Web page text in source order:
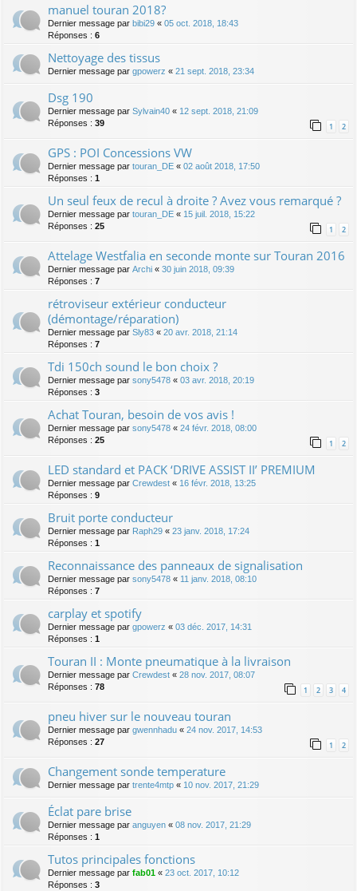
manuel touran 2018?
Dernier message par bibi29 « 05 oct. 2018, 18:43
Réponses : 6
Nettoyage des tissus
Dernier message par gpowerz « 21 sept. 2018, 23:34
Dsg 190
Dernier message par Sylvain40 « 12 sept. 2018, 21:09
Réponses : 39 1 2
GPS : POI Concessions VW
Dernier message par touran_DE « 02 août 2018, 17:50
Réponses : 1
Un seul feux de recul à droite ? Avez vous remarqué ?
Dernier message par touran_DE « 15 juil. 2018, 15:22
Réponses : 25 1 2
Attelage Westfalia en seconde monte sur Touran 2016
Dernier message par Archi « 30 juin 2018, 09:39
Réponses : 7
rétroviseur extérieur conducteur
(démontage/réparation)
Dernier message par Sly83 « 20 avr. 2018, 21:14
Réponses : 7
Tdi 150ch sound le bon choix ?
Dernier message par sony5478 « 03 avr. 2018, 20:19
Réponses : 3
Achat Touran, besoin de vos avis !
Dernier message par sony5478 « 24 févr. 2018, 08:00
Réponses : 25 1 2
LED standard et PACK ‘DRIVE ASSIST II’ PREMIUM
Dernier message par Crewdest « 16 févr. 2018, 13:25
Réponses : 9
Bruit porte conducteur
Dernier message par Raph29 « 23 janv. 2018, 17:24
Réponses : 1
Reconnaissance des panneaux de signalisation
Dernier message par sony5478 « 11 janv. 2018, 08:10
Réponses : 7
carplay et spotify
Dernier message par gpowerz « 03 déc. 2017, 14:31
Réponses : 1
Touran II : Monte pneumatique à la livraison
Dernier message par Crewdest « 28 nov. 2017, 08:07
Réponses : 78 1 2 3 4
pneu hiver sur le nouveau touran
Dernier message par gwennhadu « 24 nov. 2017, 14:53
Réponses : 27 1 2
Changement sonde temperature
Dernier message par trente4mtp « 10 nov. 2017, 21:29
Éclat pare brise
Dernier message par anguyen « 08 nov. 2017, 21:29
Réponses : 1
Tutos principales fonctions
Dernier message par fab01 « 23 oct. 2017, 10:12
Réponses : 3